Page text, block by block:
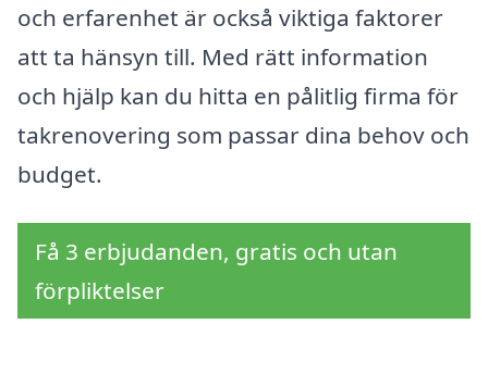
och erfarenhet är också viktiga faktorer
att ta hänsyn till. Med rätt information
och hjälp kan du hitta en pålitlig firma för
takrenovering som passar dina behov och
budget.
Få 3 erbjudanden, gratis och utan
förpliktelser